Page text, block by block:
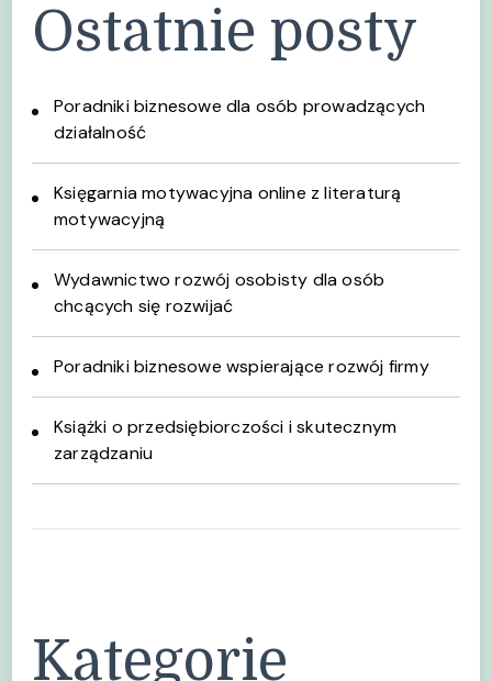
Ostatnie posty
Poradniki biznesowe dla osób prowadzących
działalność
Księgarnia motywacyjna online z literaturą
motywacyjną
Wydawnictwo rozwój osobisty dla osób
chcących się rozwijać
Poradniki biznesowe wspierające rozwój firmy
Książki o przedsiębiorczości i skutecznym
zarządzaniu
Kategorie